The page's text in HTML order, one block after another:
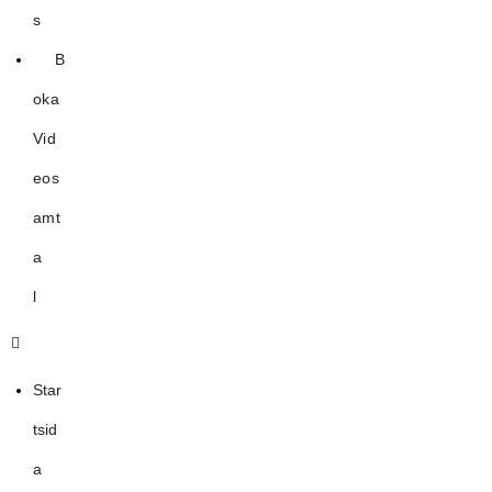
s
B
oka
Vid
eos
amt
a
l
Star
tsid
a